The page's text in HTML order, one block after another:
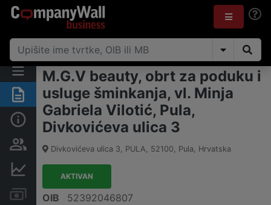
Sažetak
Osnovne informacije
Osobe i vlasništvo
Financijski podaci
Računi i blokade
M.G.V beauty, obrt za poduku i
usluge šminkanja, vl. Minja
Gabriela Vilotić, Pula,
Divkovićeva ulica 3
Divkovićeva ulica 3, PULA, 52100, Pula, Hrvatska
AKTIVAN
OIB
52392046807